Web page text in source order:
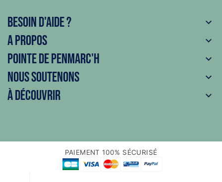
Besoin d'aide ? 
A propos 
Pointe de Penmarc'h 
Nous soutenons 
À découvrir 
PAIEMENT 100% SÉCURISÉ